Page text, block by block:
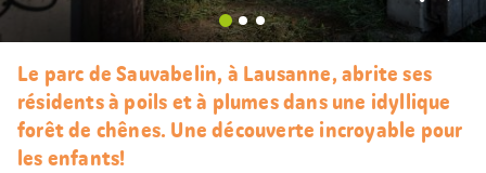
Le parc de Sauvabelin, à Lausanne, abrite ses
résidents à poils et à plumes dans une idyllique
forêt de chênes. Une découverte incroyable pour
les enfants!